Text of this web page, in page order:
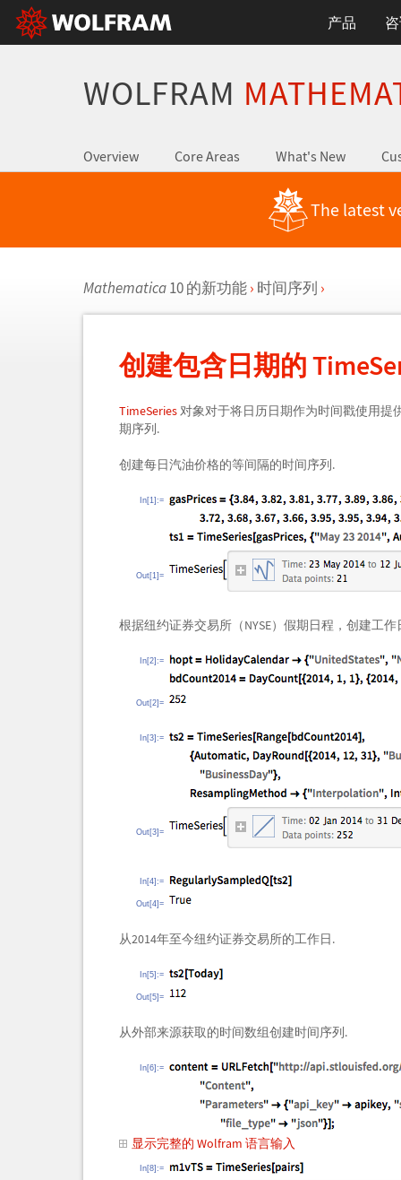
产品
WOLFRAM
Overview Core Areas What's New
The latest
Mathematica10 的新功能 › 时间序列 ›
创建包含日期的
TimeSeries对象对于将日历日期作为时间戳使用提
期序列.
创建每日汽油价格的等间隔的时间序列.
In[1]:=
Out[1]=
根据纽约证券交易所（NYSE）假期日程，创建工
In[2]:=
Out[2]=
In[3]:=
Out[3]=
In[4]:=
Out[4]=
从2014年至今纽约证券交易所的工作日.
In[5]:=
Out[5]=
从外部来源获取的时间数组创建时间序列.
In[6]:=
显示完整的 Wolfram 语言输入
In[8]:=